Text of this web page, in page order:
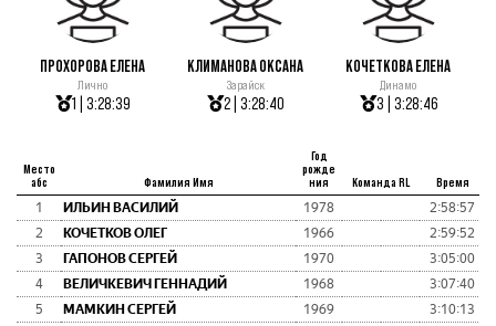
ПРОХОРОВА ЕЛЕНА
Лично
1 | 3:28:39
КЛИМАНОВА ОКСАНА
Зарайск
2 | 3:28:40
КОЧЕТКОВА ЕЛЕНА
Динамо
3 | 3:28:46
Место
абс
Фамилия Имя
Год
рожде
ния
Команда RL Время
1 ИЛЬИН ВАСИЛИЙ 1978 2:58:57
2
КОЧЕТКОВ ОЛЕГ 1966 2:59:52
3
ГАПОНОВ СЕРГЕЙ 1970 3:05:00
4
ВЕЛИЧКЕВИЧ ГЕННАДИЙ 1968 3:07:40
5
МАМКИН СЕРГЕЙ 1969 3:10:13